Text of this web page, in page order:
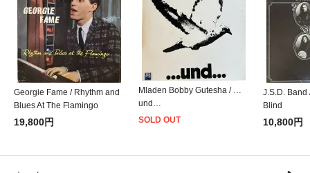
Georgie Fame / Rhythm and
Blues At The Flamingo
19,800円
Mladen Bobby Gutesha / …
und…
SOLD OUT
J.S.D. Band
Blind
10,800円